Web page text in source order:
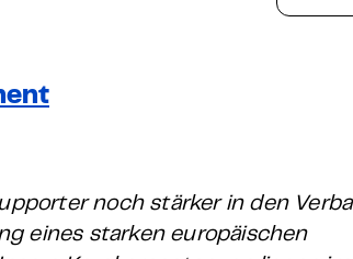
noch stärker in den
eines starken europäischen